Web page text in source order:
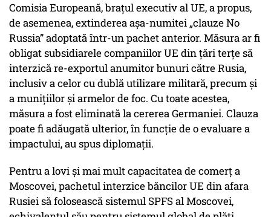
Comisia Europeană, brațul executiv al UE, a propus,
de asemenea, extinderea așa-numitei „clauze No
Russia” adoptată într-un pachet anterior. Măsura ar fi
obligat subsidiarele companiilor UE din țări terțe să
interzică re-exportul anumitor bunuri către Rusia,
inclusiv a celor cu dublă utilizare militară, precum și
a munițiilor și armelor de foc. Cu toate acestea,
măsura a fost eliminată la cererea Germaniei. Clauza
poate fi adăugată ulterior, în funcție de o evaluare a
impactului, au spus diplomații.
Pentru a lovi și mai mult capacitatea de comerț a
Moscovei, pachetul interzice băncilor UE din afara
Rusiei să folosească sistemul SPFS al Moscovei,